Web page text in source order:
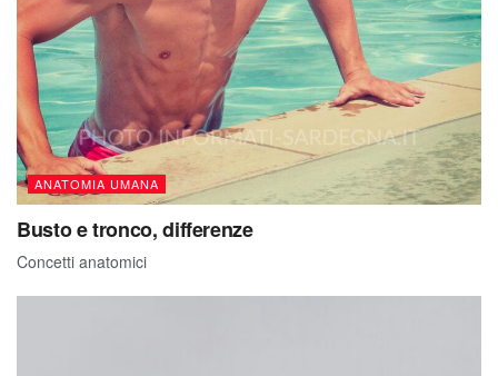
ANATOMIA UMANA
Busto e tronco, differenze
Concetti anatomici